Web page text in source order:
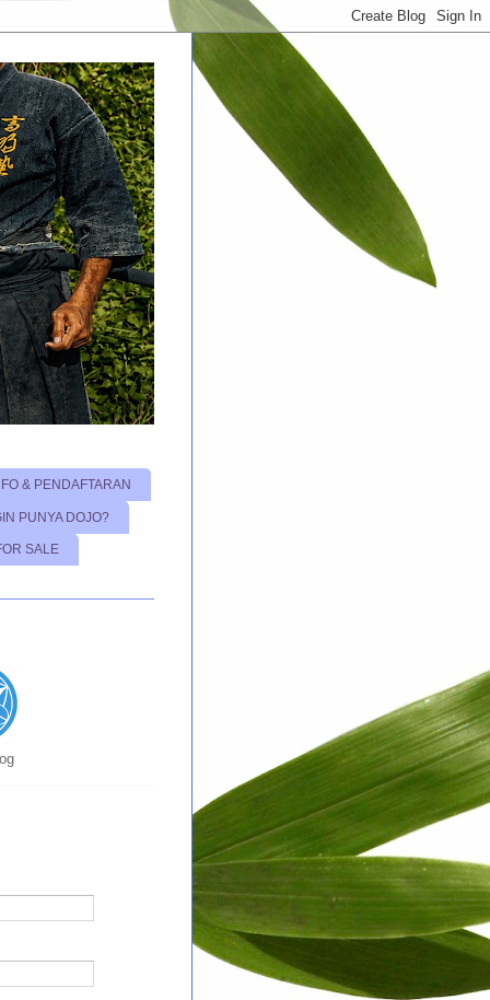
& PENDAFTARAN
PUNYA DOJO?
SALE